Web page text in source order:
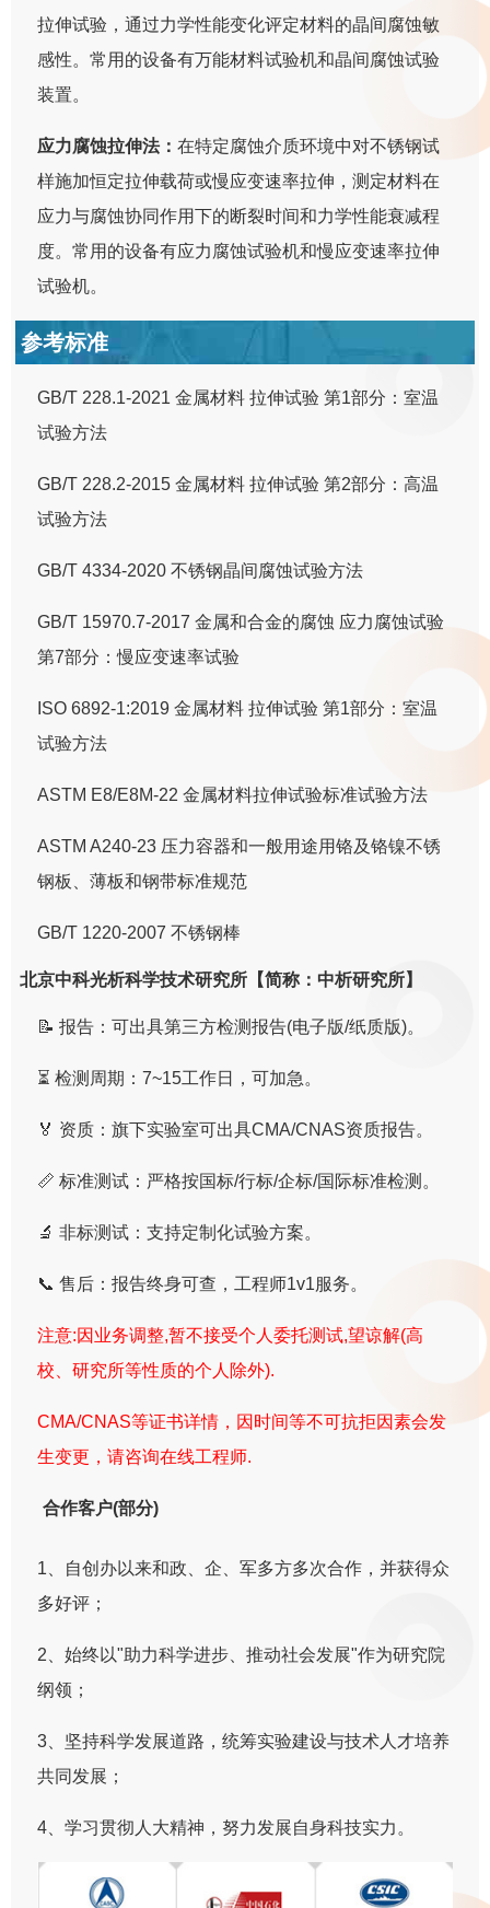
拉伸试验，通过力学性能变化评定材料的晶间腐蚀敏
感性。常用的设备有万能材料试验机和晶间腐蚀试验
装置。
应力腐蚀拉伸法：在特定腐蚀介质环境中对不锈钢试
样施加恒定拉伸载荷或慢应变速率拉伸，测定材料在
应力与腐蚀协同作用下的断裂时间和力学性能衰减程
度。常用的设备有应力腐蚀试验机和慢应变速率拉伸
试验机。
参考标准
GB/T 228.1-2021 金属材料 拉伸试验 第1部分：室温
试验方法
GB/T 228.2-2015 金属材料 拉伸试验 第2部分：高温
试验方法
GB/T 4334-2020 不锈钢晶间腐蚀试验方法
GB/T 15970.7-2017 金属和合金的腐蚀 应力腐蚀试验
第7部分：慢应变速率试验
ISO 6892-1:2019 金属材料 拉伸试验 第1部分：室温
试验方法
ASTM E8/E8M-22 金属材料拉伸试验标准试验方法
ASTM A240-23 压力容器和一般用途用铬及铬镍不锈
钢板、薄板和钢带标准规范
GB/T 1220-2007 不锈钢棒
北京中科光析科学技术研究所【简称：中析研究所】
📝 报告：可出具第三方检测报告(电子版/纸质版)。
⏳ 检测周期：7~15工作日，可加急。
🏅 资质：旗下实验室可出具CMA/CNAS资质报告。
📏 标准测试：严格按国标/行标/企标/国际标准检测。
🔬 非标测试：支持定制化试验方案。
📞 售后：报告终身可查，工程师1v1服务。
注意:因业务调整,暂不接受个人委托测试,望谅解(高
校、研究所等性质的个人除外).
CMA/CNAS等证书详情，因时间等不可抗拒因素会发
生变更，请咨询在线工程师.
合作客户(部分)
1、自创办以来和政、企、军多方多次合作，并获得众
多好评；
2、始终以"助力科学进步、推动社会发展"作为研究院
纲领；
3、坚持科学发展道路，统筹实验建设与技术人才培养
共同发展；
4、学习贯彻人大精神，努力发展自身科技实力。